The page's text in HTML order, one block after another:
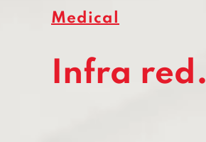
Medical
Infra red.